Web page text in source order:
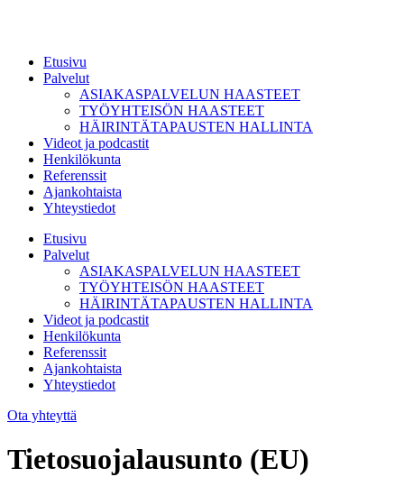
Etusivu
Palvelut
ASIAKASPALVELUN HAASTEET
TYÖYHTEISÖN HAASTEET
HÄIRINTÄTAPAUSTEN HALLINTA
Videot ja podcastit
Henkilökunta
Referenssit
Ajankohtaista
Yhteystiedot
Etusivu
Palvelut
ASIAKASPALVELUN HAASTEET
TYÖYHTEISÖN HAASTEET
HÄIRINTÄTAPAUSTEN HALLINTA
Videot ja podcastit
Henkilökunta
Referenssit
Ajankohtaista
Yhteystiedot
Ota yhteyttä
Tietosuojalausunto (EU)